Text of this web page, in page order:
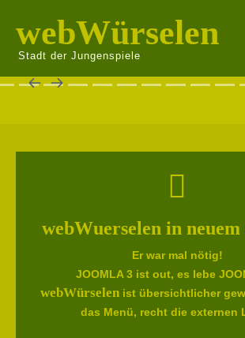
webWürselen
Stadt der Jungenspiele
webWuerselen in neuem
Er war mal nötig!
JOOMLA 3 ist out, es lebe
webWürselen ist übersichtlicher
das Menü, recht die externen